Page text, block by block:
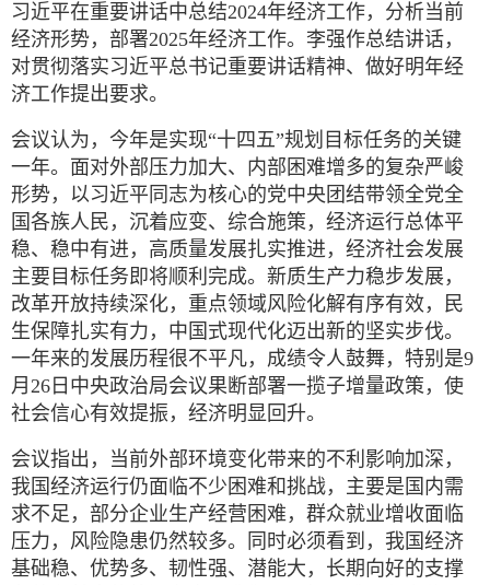
习近平在重要讲话中总结2024年经济工作，分析当前
经济形势，部署2025年经济工作。李强作总结讲话，
对贯彻落实习近平总书记重要讲话精神、做好明年经
济工作提出要求。
会议认为，今年是实现“十四五”规划目标任务的关键
一年。面对外部压力加大、内部困难增多的复杂严峻
形势，以习近平同志为核心的党中央团结带领全党全
国各族人民，沉着应变、综合施策，经济运行总体平
稳、稳中有进，高质量发展扎实推进，经济社会发展
主要目标任务即将顺利完成。新质生产力稳步发展，
改革开放持续深化，重点领域风险化解有序有效，民
生保障扎实有力，中国式现代化迈出新的坚实步伐。
一年来的发展历程很不平凡，成绩令人鼓舞，特别是9
月26日中央政治局会议果断部署一揽子增量政策，使
社会信心有效提振，经济明显回升。
会议指出，当前外部环境变化带来的不利影响加深，
我国经济运行仍面临不少困难和挑战，主要是国内需
求不足，部分企业生产经营困难，群众就业增收面临
压力，风险隐患仍然较多。同时必须看到，我国经济
基础稳、优势多、韧性强、潜能大，长期向好的支撑